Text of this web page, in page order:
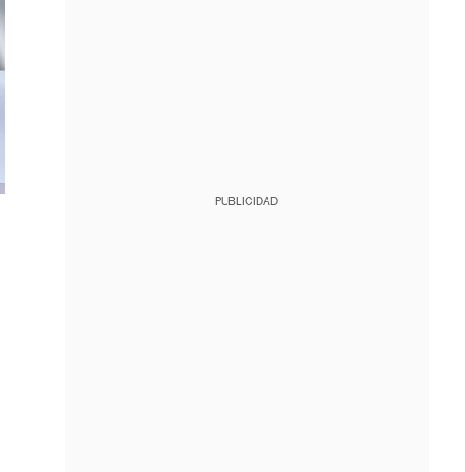
PUBLICIDAD